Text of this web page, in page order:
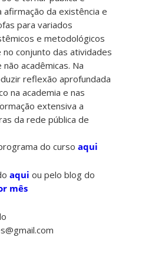
da existência e
para variados
e metodológicos
conjunto das atividades
acadêmicas. Na
reflexão aprofundada
na academia e nas
extensiva a
da rede pública de
do cursoaqui
aqui ou pelo blog do
mês